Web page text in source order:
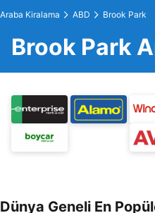
Araba Kiralama ABD Brook Park
Brook Park
Dünya Geneli En